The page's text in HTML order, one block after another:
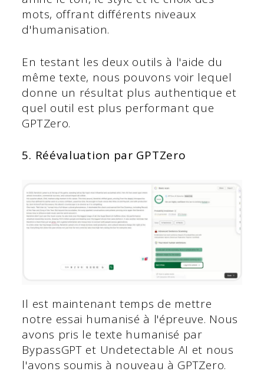
mots, offrant différents niveaux
d'humanisation.
En testant les deux outils à l'aide du
même texte, nous pouvons voir lequel
donne un résultat plus authentique et
quel outil est plus performant que
GPTZero.
5. Réévaluation par GPTZero
Il est maintenant temps de mettre
notre essai humanisé à l'épreuve. Nous
avons pris le texte humanisé par
BypassGPT et Undetectable AI et nous
l'avons soumis à nouveau à GPTZero.